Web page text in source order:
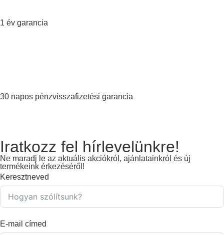
1 év garancia
30 napos pénzvisszafizetési garancia
Iratkozz fel hírlevelünkre!
Ne maradj le az aktuális akciókról, ajánlatainkról és új
termékeink érkezéséről!
Keresztneved
E-mail címed